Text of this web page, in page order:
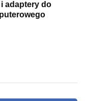
adaptery do